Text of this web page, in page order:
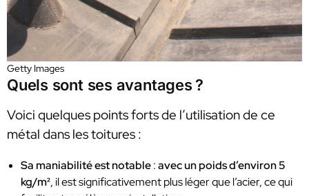
Getty Images
Quels sont ses avantages ?
Voici quelques points forts de l’utilisation de ce
métal dans les toitures :
Sa maniabilité est notable:avec un poids d’environ 5
kg/m², il est significativement plus léger que l’acier, ce qui